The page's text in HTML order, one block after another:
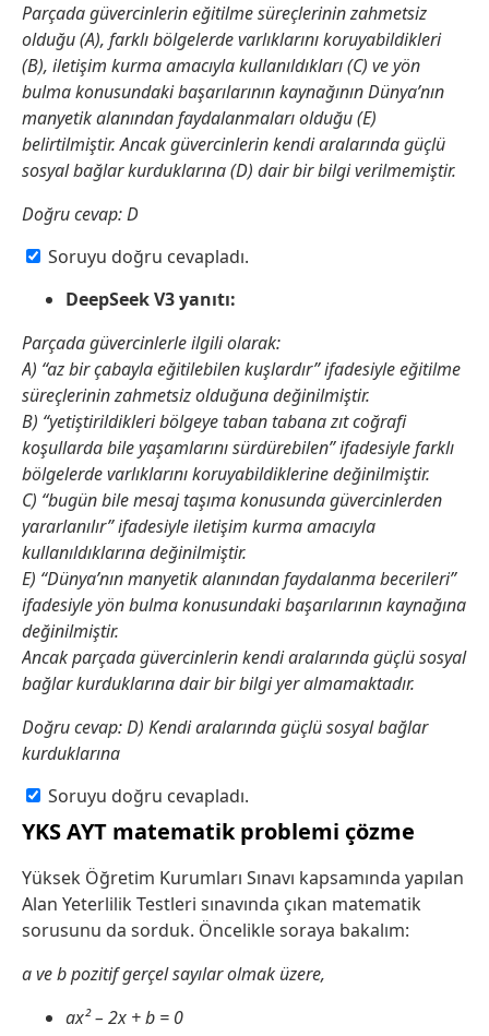
Parçada güvercinlerin eğitilme süreçlerinin zahmetsiz
olduğu (A), farklı bölgelerde varlıklarını koruyabildikleri
(B), iletişim kurma amacıyla kullanıldıkları (C) ve yön
bulma konusundaki başarılarının kaynağının Dünya’nın
manyetik alanından faydalanmaları olduğu (E)
belirtilmiştir. Ancak güvercinlerin kendi aralarında güçlü
sosyal bağlar kurduklarına (D) dair bir bilgi verilmemiştir.
Doğru cevap: D
Soruyu doğru cevapladı.
DeepSeek V3 yanıtı:
Parçada güvercinlerle ilgili olarak:
A) “az bir çabayla eğitilebilen kuşlardır” ifadesiyle eğitilme
süreçlerinin zahmetsiz olduğuna değinilmiştir.
B) “yetiştirildikleri bölgeye taban tabana zıt coğrafi
koşullarda bile yaşamlarını sürdürebilen” ifadesiyle farklı
bölgelerde varlıklarını koruyabildiklerine değinilmiştir.
C) “bugün bile mesaj taşıma konusunda güvercinlerden
yararlanılır” ifadesiyle iletişim kurma amacıyla
kullanıldıklarına değinilmiştir.
E) “Dünya’nın manyetik alanından faydalanma becerileri”
ifadesiyle yön bulma konusundaki başarılarının kaynağına
değinilmiştir.
Ancak parçada güvercinlerin kendi aralarında güçlü sosyal
bağlar kurduklarına dair bir bilgi yer almamaktadır.
Doğru cevap: D) Kendi aralarında güçlü sosyal bağlar
kurduklarına
Soruyu doğru cevapladı.
YKS AYT matematik problemi çözme
Yüksek Öğretim Kurumları Sınavı kapsamında yapılan
Alan Yeterlilik Testleri sınavında çıkan matematik
sorusunu da sorduk. Öncelikle soraya bakalım:
a ve b pozitif gerçel sayılar olmak üzere,
ax² – 2x + b = 0